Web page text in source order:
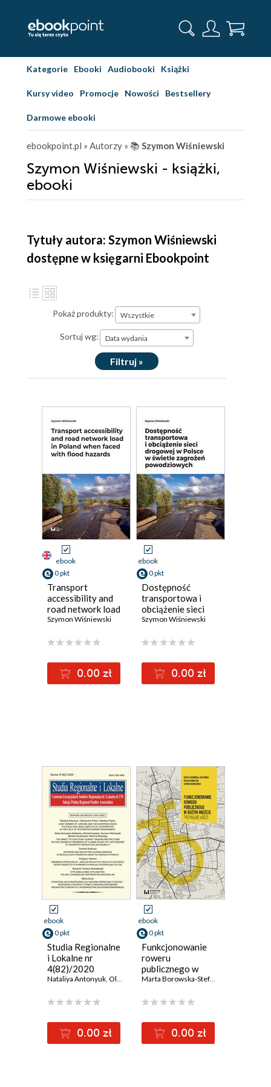
Kategorie Ebooki Audiobooki Książki
Kursy video Promocje Nowości Bestsellery
Darmowe ebooki
ebookpoint.pl » Autorzy » 📚Szymon Wiśniewski
Szymon Wiśniewski - książki,
ebooki
Tytuły autora: Szymon Wiśniewski
dostępne w księgarni Ebookpoint
Pokaż produkty: Wszystkie
Sortuj wg: Data wydania
Filtruj »
ebook
0 pkt
Transport
accessibility and
road network load
in Poland when
hazards
Szymon Wiśniewski
0.00 zł
ebook
0 pkt
Dostępność
transportowa i
obciążenie sieci
drogowej w Polsce
zagrożeń
Szymon Wiśniewski
0.00 zł
ebook
0 pkt
Studia Regionalne
i Lokalne nr
4(82)/2020
Nataliya Antonyuk, Oleksandra Fedun ,Nataliya Papish
0.00 zł
ebook
0 pkt
Funkcjonowanie
roweru
publicznego w
dużym mieście.
Marta Borowska-Stefańska
0.00 zł